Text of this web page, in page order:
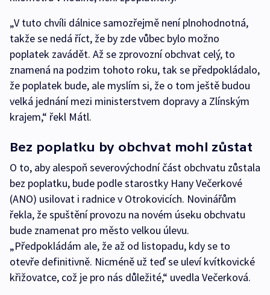
„V tuto chvíli dálnice samozřejmě není plnohodnotná,
takže se nedá říct, že by zde vůbec bylo možno
poplatek zavádět. Až se zprovozní obchvat celý, to
znamená na podzim tohoto roku, tak se předpokládalo,
že poplatek bude, ale myslím si, že o tom ještě budou
velká jednání mezi ministerstvem dopravy a Zlínským
krajem,“ řekl Mátl.
Bez poplatku by obchvat mohl zůstat
O to, aby alespoň severovýchodní část obchvatu zůstala
bez poplatku, bude podle starostky Hany Večerkové
(ANO) usilovat i radnice v Otrokovicích. Novinářům
řekla, že spuštění provozu na novém úseku obchvatu
bude znamenat pro město velkou úlevu.
„Předpokládám ale, že až od listopadu, kdy se to
otevře definitivně. Nicméně už teď se uleví kvítkovické
křižovatce, což je pro nás důležité,“ uvedla Večerková.